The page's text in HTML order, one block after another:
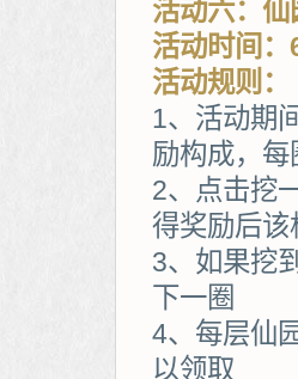
活动六：仙
活动时间
活动规则：
1、活动期
励构成，
2、点击挖
得奖励后该
3、如果挖
下一圈
4、每层仙
以领取